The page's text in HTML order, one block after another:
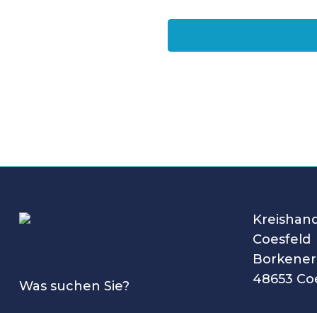
Was suchen Sie?
Coesfeld
Borkener
48653